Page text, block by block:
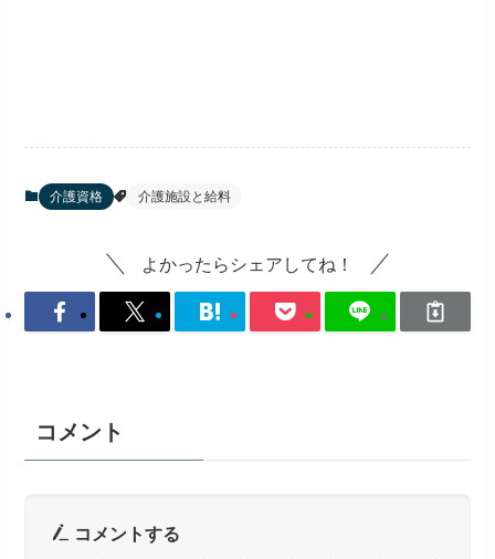
介護資格 介護施設と給料
よかったらシェアしてね！
コメント
コメントする